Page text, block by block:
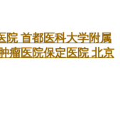
院 首都医科大学附属
瘤医院保定医院 北京